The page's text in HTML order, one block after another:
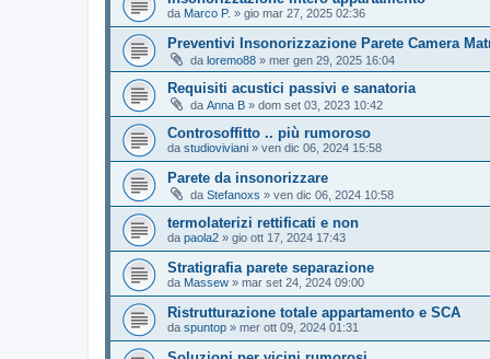
da Marco P. » gio mar 27, 2025 02:36
Preventivi Insonorizzazione Parete Camera
da loremo88 » mer gen 29, 2025 16:04
Requisiti acustici passivi e sanatoria
da Anna B » dom set 03, 2023 10:42
Controsoffitto .. più rumoroso
da studioviviani » ven dic 06, 2024 15:58
Parete da insonorizzare
da Stefanoxs » ven dic 06, 2024 10:58
termolaterizi rettificati e non
da paola2 » gio ott 17, 2024 17:43
Stratigrafia parete separazione
da Massew » mar set 24, 2024 09:00
Ristrutturazione totale appartamento e SCA
da spuntop » mer ott 09, 2024 01:31